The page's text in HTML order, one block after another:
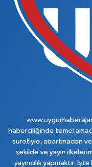
haberciliğinde temel
suretiyle, abartmadan ve
şekilde ve yayın
yayıncılık yapmaktır.